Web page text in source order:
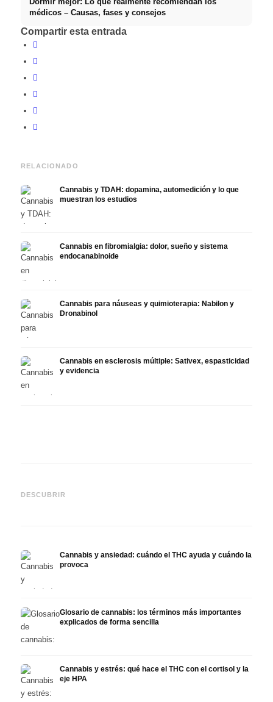
médicos – Causas, fases y consejos
Compartir esta entrada
RELACIONADO
Cannabis y TDAH: dopamina, automedición y lo que
muestran los estudios
Cannabis en fibromialgia: dolor, sueño y sistema
endocanabinoide
Cannabis para náuseas y quimioterapia: Nabilon y
Dronabinol
Cannabis en esclerosis múltiple: Sativex, espasticidad
y evidencia
DESCUBRIR
Epidiolex y el estado actual
Cannabis y ansiedad: cuándo el THC ayuda y cuándo la
provoca
Glosario de cannabis: los términos más importantes
explicados de forma sencilla
Cannabis y estrés: qué hace el THC con el cortisol y la
eje HPA